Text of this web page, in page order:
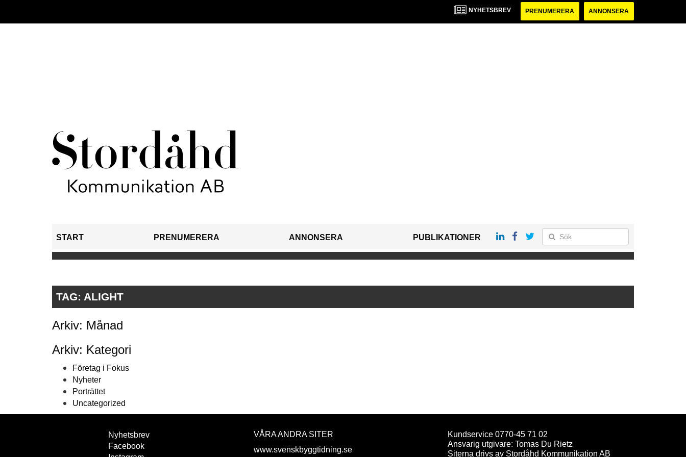
NYHETSBREV PRENUMERERA ANNONSERA
START PRENUMERERA ANNONSERA PUBLIKATIONER
TAG: ALIGHT
Arkiv: Månad
Arkiv: Kategori
Företag i Fokus
Nyheter
Porträttet
Uncategorized
Nyhetsbrev
Facebook
VÅRA ANDRA SITER
www.svenskbyggtidning.se
Kundservice 0770-45 71 02
Ansvarig utgivare: Tomas Du Rietz
Siterna drivs av Stordåhd Kommunikation AB